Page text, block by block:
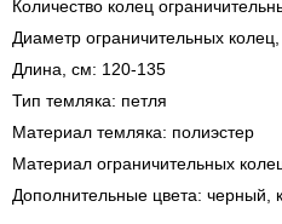
Количество колец
Диаметр ограничительных
Длина, см: 120-135
Тип темляка: петля
Материал темляка: полиэстер
Материал ограничительных
Дополнительные цвета: черный,